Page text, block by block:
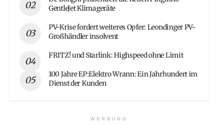
GentleJet Klimageräte
PV-Krise fordert weiteres Opfer: Leondinger PV-
Großhändler insolvent
FRITZ! und Starlink: Highspeed ohne Limit
100 Jahre EP:Elektro Wrann: Ein Jahrhundert im
Dienst der Kunden
WERBUNG